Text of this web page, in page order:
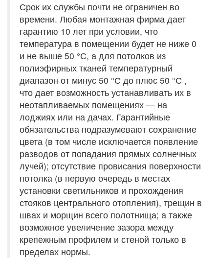
Срок их службы почти не ограничен во
времени. Любая монтажная фирма дает
гарантию 10 лет при условии, что
температура в помещении будет не ниже 0
и не выше 50 °С, а для потолков из
полиэфирных тканей температурный
диапазон от минус 50 °С до плюс 50 °С ,
что дает возможность устанавливать их в
неотапливаемых помещениях — на
лоджиях или на дачах. Гарантийные
обязательства подразумевают сохранение
цвета (в том числе исключается появление
разводов от попадания прямых солнечных
лучей); отсутствие провисания поверхности
потолка (в первую очередь в местах
установки светильников и прохождения
стояков центрального отопления), трещин в
швах и морщин всего полотнища; а также
возможное увеличение зазора между
крепежным профилем и стеной только в
пределах нормы.